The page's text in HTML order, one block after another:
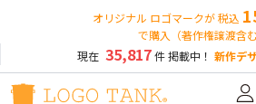
オリジナル ロゴマークが 税込
で購入（著作権譲渡含む
現在 35,817件 掲載中！ 新作デ